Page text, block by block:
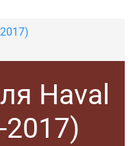
Haval
2017)